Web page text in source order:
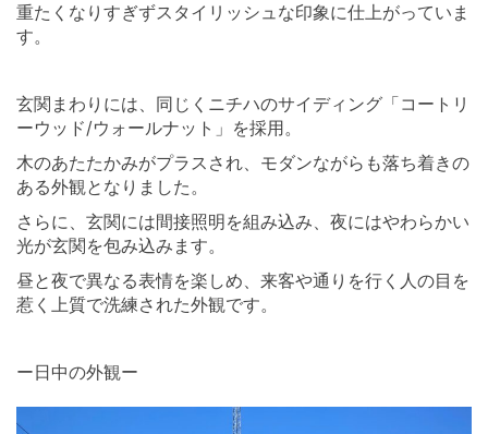
重たくなりすぎずスタイリッシュな印象に仕上がっていま
す。
玄関まわりには、同じくニチハのサイディング「コートリ
ーウッド/ウォールナット」を採用。
木のあたたかみがプラスされ、モダンながらも落ち着きの
ある外観となりました。
さらに、玄関には間接照明を組み込み、夜にはやわらかい
光が玄関を包み込みます。
昼と夜で異なる表情を楽しめ、来客や通りを行く人の目を
惹く上質で洗練された外観です。
ー日中の外観ー